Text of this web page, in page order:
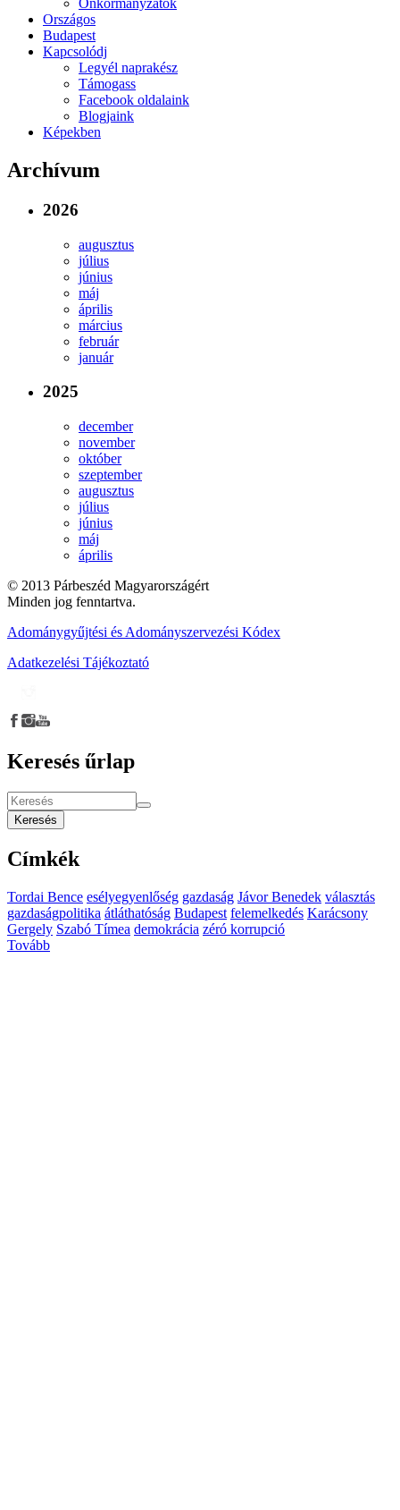
Önkormányzatok
Országos
Budapest
Kapcsolódj
Legyél naprakész
Támogass
Facebook oldalaink
Blogjaink
Képekben
Archívum
2026
augusztus
július
június
máj
április
március
február
január
2025
december
november
október
szeptember
augusztus
július
június
máj
április
© 2013 Párbeszéd Magyarországért
Minden jog fenntartva.
Adománygyűjtési és Adományszervezési Kódex
Adatkezelési Tájékoztató
Keresés űrlap
Keresés
Címkék
Tordai Bence esélyegyenlőség gazdaság Jávor Benedek választás
gazdaságpolitika átláthatóság Budapest felemelkedés Karácsony
Gergely Szabó Tímea demokrácia zéró korrupció
Tovább